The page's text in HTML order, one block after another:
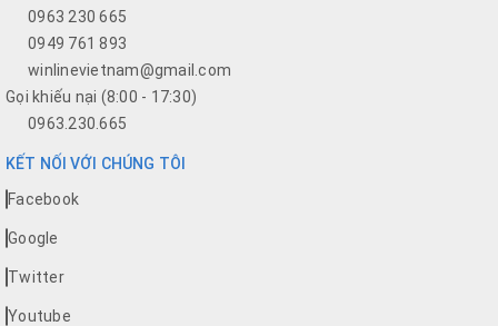
0963 230 665
0949 761 893
winlinevietnam@gmail.com
Gọi khiếu nại (8:00 - 17:30)
0963.230.665
KẾT NỐI VỚI CHÚNG TÔI
Facebook
Google
Twitter
Youtube